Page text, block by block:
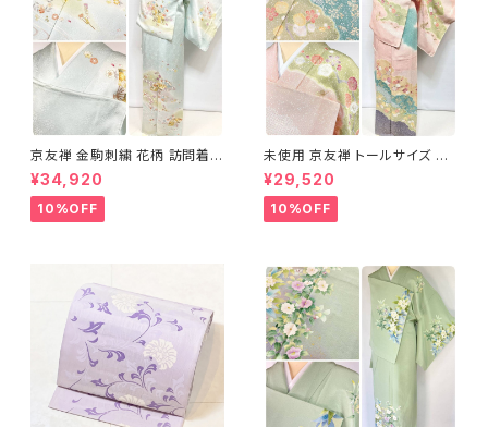
京友禅 金駒刺繍 花柄 訪問着
正絹 水色 黄緑 パステルカラー
アイスグリーン 1433
¥34,920
10%OFF
未使用 京友禅 トールサイズ 染
め分け 金彩 訪問着 袷 正絹 ピ
ンク 黄緑 紫 黄色 1438
¥29,520
10%OFF